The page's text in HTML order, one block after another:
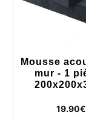
Mousse
mur - 1
19.90€